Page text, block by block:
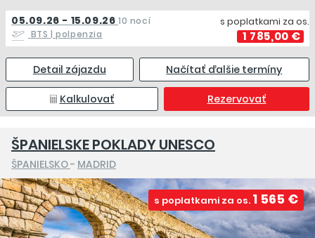
05.09.26 - 15.09.26 10 nocí
BTS| polpenzia
s poplatkami za os.
1 785,00 €
Detail zájazdu Načítať ďalšie termíny
Kalkulovať Rezervovať
ŠPANIELSKE POKLADY UNESCO
ŠPANIELSKO- MADRID
s poplatkami za os. 1 565 €